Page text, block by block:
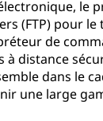
le
(FTP) pour
de
à distance
dans le
une large